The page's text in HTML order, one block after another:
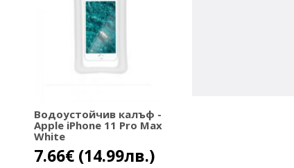
Водоустойчив калъф -
Apple iPhone 11 Pro Max
White
7.66€ (14.99лв.)